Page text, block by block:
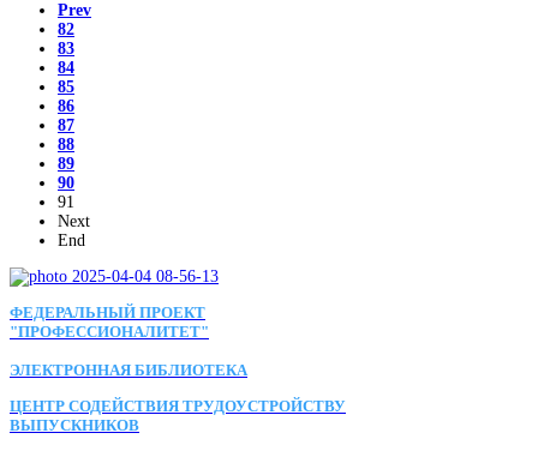
Prev
82
83
84
85
86
87
88
89
90
91
Next
End
ФЕДЕРАЛЬНЫЙ ПРОЕКТ
"ПРОФЕССИОНАЛИТЕТ"
ЭЛЕКТРОННАЯ БИБЛИОТЕКА
ЦЕНТР СОДЕЙСТВИЯ ТРУДОУСТРОЙСТВУ
ВЫПУСКНИКОВ